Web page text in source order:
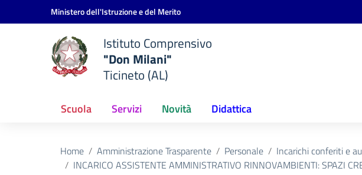
Vai ai contenuti
Vai al menu di navigazioneMinistero dell'Istruzione e del Merito
Istituto Comprensivo
"Don Milani"
Ticineto (AL)
Scuola Servizi Novità Didattica
Home Amministrazione Trasparente Personale
Incarichi conferiti e
INCARICO ASSISTENTE AMMINISTRATIVO RINNOVAMBIENTI: